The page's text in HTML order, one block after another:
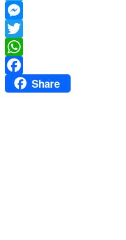
Mail
Telegram
Messenger
Twitter
WhatsApp
FacebookShare